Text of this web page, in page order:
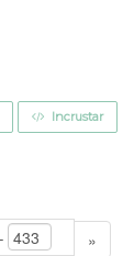
Incrustar